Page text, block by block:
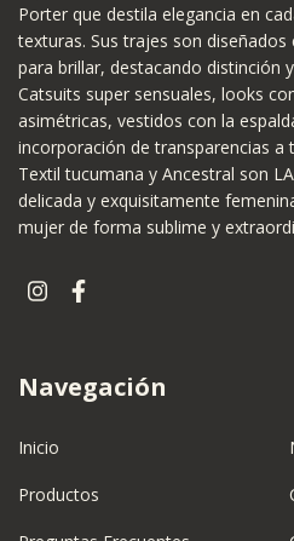
Porter que destila elegancia en
texturas. Sus trajes son
para brillar, destacando distinción
Catsuits super sensuales, looks
asimétricas, vestidos con la
incorporación de transparencias a
Textil tucumana y Ancestral son
delicada y exquisitamente
mujer de forma sublime y
Navegación
Inicio
Productos